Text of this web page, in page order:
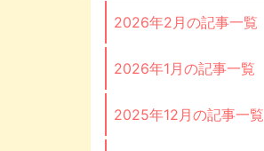
2026年2月の記事一覧
2026年1月の記事一覧
2025年12月の記事一覧